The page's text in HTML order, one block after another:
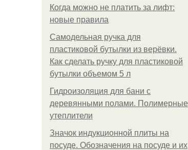
Когда можно не платить за лифт:
новые правила
Самодельная ручка для
пластиковой бутылки из верёвки.
Как сделать ручку для пластиковой
бутылки объемом 5 л
Гидроизоляция для бани с
деревянными полами. Полимерные
утеплители
Значок индукционной плиты на
посуде. Обозначения на посуде и их